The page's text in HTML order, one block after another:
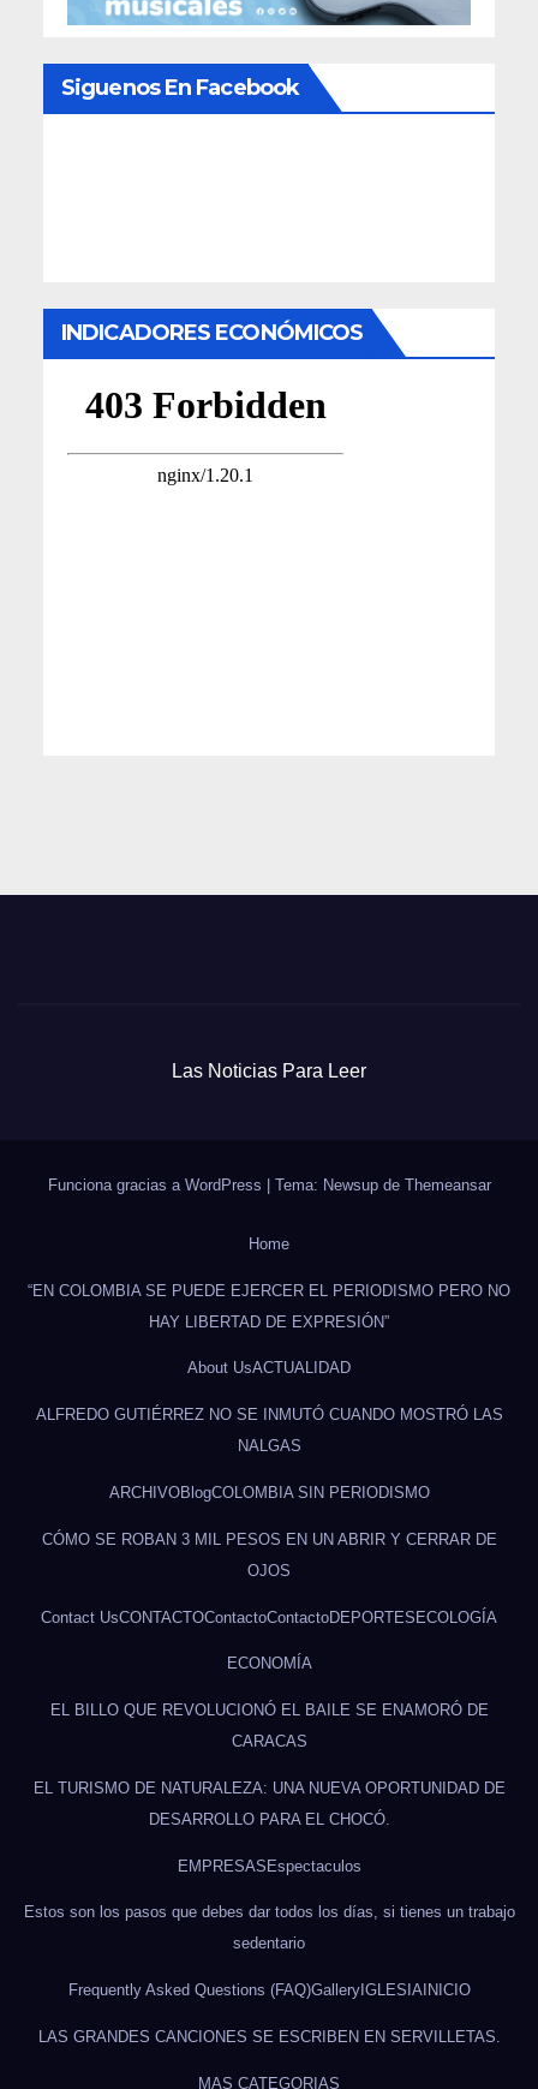
Siguenos En Facebook
INDICADORES ECONÓMICOS
Las Noticias Para Leer
Funciona gracias a WordPress Tema: Newsup de Themeansar
Home
“EN COLOMBIA SE PUEDE EJERCER EL PERIODISMO PERO NO
HAY LIBERTAD DE EXPRESIÓN”
About UsACTUALIDAD
ALFREDO GUTIÉRREZ NO SE INMUTÓ CUANDO MOSTRÓ LAS
NALGAS
ARCHIVOBlogCOLOMBIA SIN PERIODISMO
CÓMO SE ROBAN 3 MIL PESOS EN UN ABRIR Y CERRAR DE
OJOS
Contact UsCONTACTOContactoContactoDEPORTESECOLOGÍA
ECONOMÍA
EL BILLO QUE REVOLUCIONÓ EL BAILE SE ENAMORÓ DE
CARACAS
EL TURISMO DE NATURALEZA: UNA NUEVA OPORTUNIDAD DE
DESARROLLO PARA EL CHOCÓ.
EMPRESASEspectaculos
Estos son los pasos que debes dar todos los días, si tienes un trabajo
sedentario
Frequently Asked Questions (FAQ)GalleryIGLESIAINICIO
LAS GRANDES CANCIONES SE ESCRIBEN EN SERVILLETAS.
MAS CATEGORIAS